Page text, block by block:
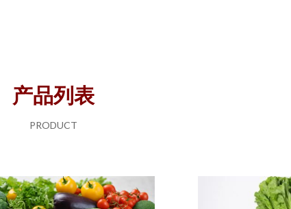
产品列表
PRODUCT